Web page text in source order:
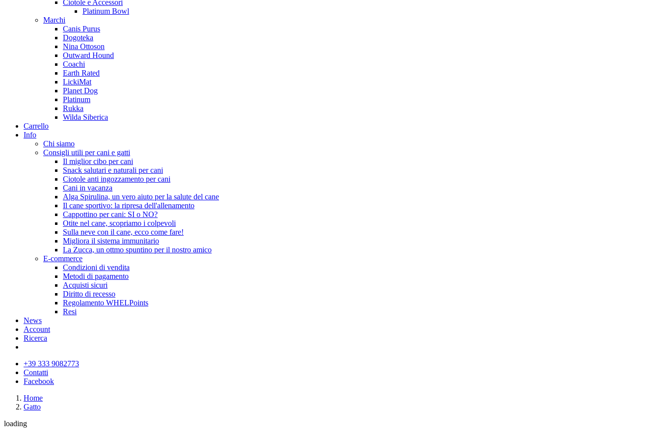
Ciotole e Accessori
Platinum Bowl
Marchi
Canis Purus
Dogoteka
Nina Ottoson
Outward Hound
Coachi
Earth Rated
LickiMat
Planet Dog
Platinum
Rukka
Wilda Siberica
Carrello
Info
Chi siamo
Consigli utili per cani e gatti
Il miglior cibo per cani
Snack salutari e naturali per cani
Ciotole anti ingozzamento per cani
Cani in vacanza
Alga Spirulina, un vero aiuto per la salute del cane
Il cane sportivo: la ripresa dell'allenamento
Cappottino per cani: SI o NO?
Otite nel cane, scopriamo i colpevoli
Sulla neve con il cane, ecco come fare!
Migliora il sistema immunitario
La Zucca, un ottmo spuntino per il nostro amico
E-commerce
Condizioni di vendita
Metodi di pagamento
Acquisti sicuri
Diritto di recesso
Regolamento WHELPoints
Resi
News
Account
Ricerca
+39 333 9082773
Contatti
Facebook
Home
Gatto
loading